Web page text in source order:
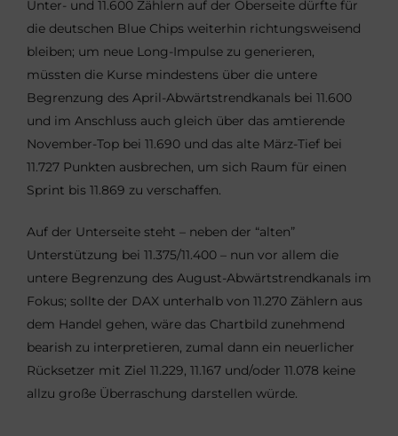
Unter- und 11.600 Zählern auf der Oberseite dürfte für
die deutschen Blue Chips weiterhin richtungsweisend
bleiben; um neue Long-Impulse zu generieren,
müssten die Kurse mindestens über die untere
Begrenzung des April-Abwärtstrendkanals bei 11.600
und im Anschluss auch gleich über das amtierende
November-Top bei 11.690 und das alte März-Tief bei
11.727 Punkten ausbrechen, um sich Raum für einen
Sprint bis 11.869 zu verschaffen.
Auf der Unterseite steht – neben der “alten”
Unterstützung bei 11.375/11.400 – nun vor allem die
untere Begrenzung des August-Abwärtstrendkanals im
Fokus; sollte der DAX unterhalb von 11.270 Zählern aus
dem Handel gehen, wäre das Chartbild zunehmend
bearish zu interpretieren, zumal dann ein neuerlicher
Rücksetzer mit Ziel 11.229, 11.167 und/oder 11.078 keine
allzu große Überraschung darstellen würde.